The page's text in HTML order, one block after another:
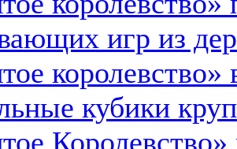
игр из
кубики